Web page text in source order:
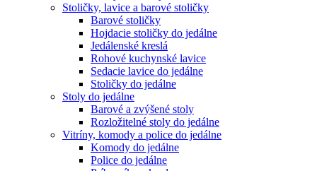
Stoličky, lavice a barové stoličky
Barové stoličky
Hojdacie stoličky do jedálne
Jedálenské kreslá
Rohové kuchynské lavice
Sedacie lavice do jedálne
Stoličky do jedálne
Stoly do jedálne
Barové a zvýšené stoly
Rozložitelné stoly do jedálne
Vitríny, komody a police do jedálne
Komody do jedálne
Police do jedálne